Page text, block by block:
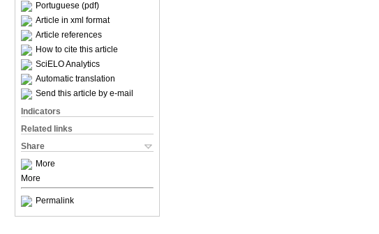
Portuguese (pdf)
Article in xml format
Article references
How to cite this article
SciELO Analytics
Automatic translation
Send this article by e-mail
Indicators
Related links
Share
More
More
Permalink